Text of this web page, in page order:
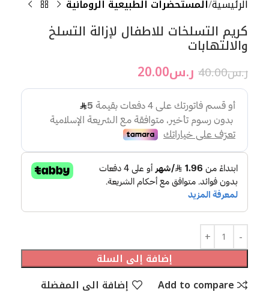
الرئيسية المستحضرات الطبيعية الرومانية
كريم التسلخات للاطفال لإزالة التسلخ
والالتهابات
ر.س40.00 ر.س20.00
إضافة إلى السلة
Add to compare
إضافة الى المفضلة